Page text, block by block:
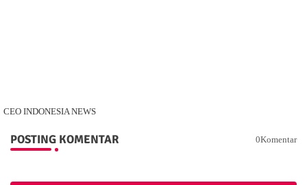
CEO INDONESIA NEWS
POSTING KOMENTAR 0Komentar